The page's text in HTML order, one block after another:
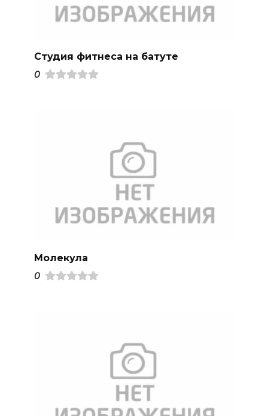
Студия фитнеса на батуте
0
Молекула
0